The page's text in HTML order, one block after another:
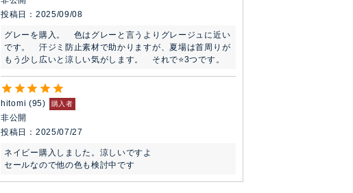
投稿日
2025/09/08
グレーを購入。　色はグレーと言うよりグレージュに近い
です。　汗ジミ防止素材で助かりますが、夏場は首周りが
もう少し広いと涼しい気がします。　それで⭐️3つです。
hitomi 95 購入者
非公開
投稿日
2025/07/27
ネイビー購入しました。涼しいですよ
セールなので他の色も検討中です